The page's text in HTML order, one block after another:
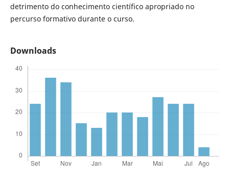
detrimento do conhecimento científico apropriado no
percurso formativo durante o curso.
Downloads